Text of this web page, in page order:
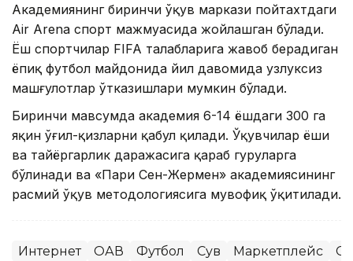
Академиянинг биринчи ўқув маркази пойтахтдаги
Air Arena спорт мажмуасида жойлашган бўлади.
Ёш спортчилар FIFA талабларига жавоб берадиган
ёпиқ футбол майдонида йил давомида узлуксиз
машғулотлар ўтказишлари мумкин бўлади.
Биринчи мавсумда академия 6-14 ёшдаги 300 га
яқин ўғил-қизларни қабул қилади. Ўқувчилар ёши
ва тайёргарлик даражасига қараб гуруҳларга
бўлинади ва «Пари Сен-Жермен» академиясининг
расмий ўқув методологиясига мувофиқ ўқитилади.
Интернет ОАВ Футбол Сув Маркетплейс